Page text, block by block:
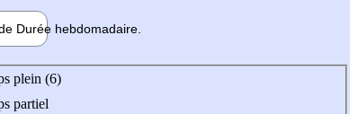
Durée hebdomadaire
plein (6)
partiel